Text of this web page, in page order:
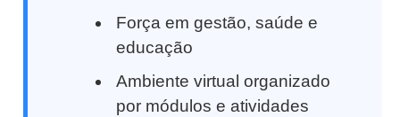
Força em gestão, saúde e
educação
Ambiente virtual organizado
por módulos e atividades